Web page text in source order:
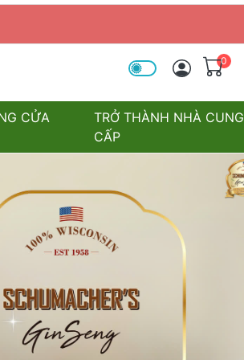
tìm kiếm
0
CỬA
TRỞ THÀNH NHÀ CUNG
CẤP